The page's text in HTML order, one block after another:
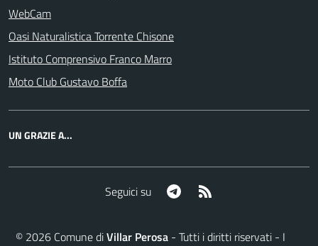
WebCam
Oasi Naturalistica Torrente Chisone
Istituto Comprensivo Franco Marro
Moto Club Gustavo Boffa
UN GRAZIE A...
Seguici su Telegram
© 2026 Comune diVillar Perosa - Tutti i diritti riservati - I